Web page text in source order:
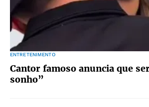
ENTRETENIMENTO
Cantor famoso anuncia que
sonho”